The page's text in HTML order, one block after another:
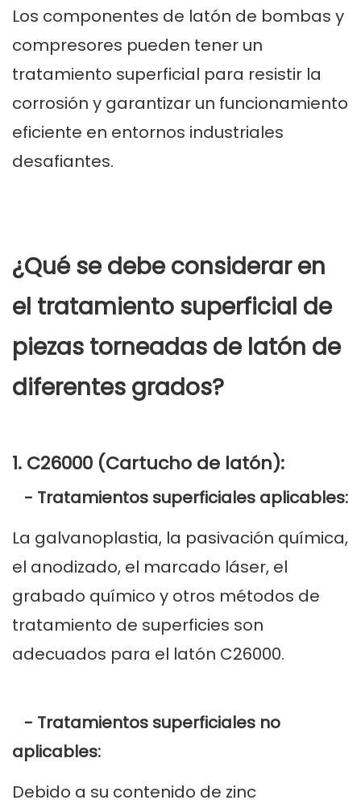
Los componentes de latón de bombas y
compresores pueden tener un
tratamiento superficial para resistir la
corrosión y garantizar un funcionamiento
eficiente en entornos industriales
desafiantes.
¿Qué se debe considerar en
el tratamiento superficial de
piezas torneadas de latón de
diferentes grados?
1. C26000 (Cartucho de latón):
- Tratamientos superficiales aplicables:
La galvanoplastia, la pasivación química,
el anodizado, el marcado láser, el
grabado químico y otros métodos de
tratamiento de superficies son
adecuados para el latón C26000.
- Tratamientos superficiales no
aplicables:
Debido a su contenido de zinc